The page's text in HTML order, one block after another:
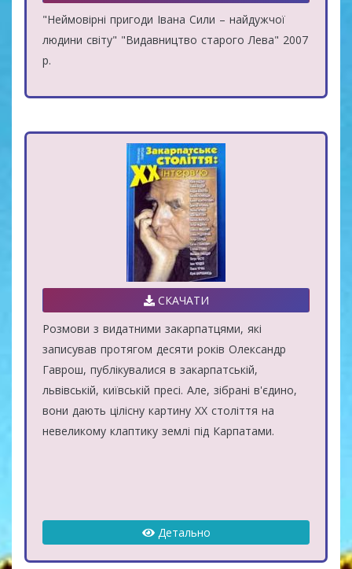
"Неймовірні пригоди Івана Сили – найдужчої
людини світу" "Видавництво старого Лева" 2007
р.
СКАЧАТИ
Розмови з видатними закарпатцями, які
записував протягом десяти років Олександр
Гаврош, публікувалися в закарпатській,
львівській, київській пресі. Але, зібрані в'єдино,
вони дають цілісну картину ХХ століття на
невеликому клаптику землі під Карпатами.
Детально